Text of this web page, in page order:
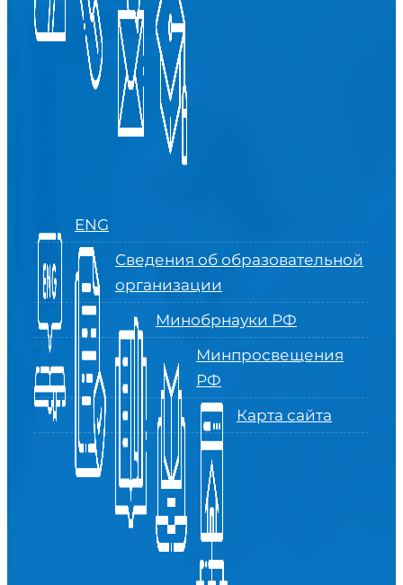
ENG
Сведения об образовательной
организации
Минобрнауки РФ
Минпросвещения
РФ
Карта сайта